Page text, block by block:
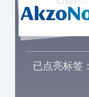
已点亮标签：